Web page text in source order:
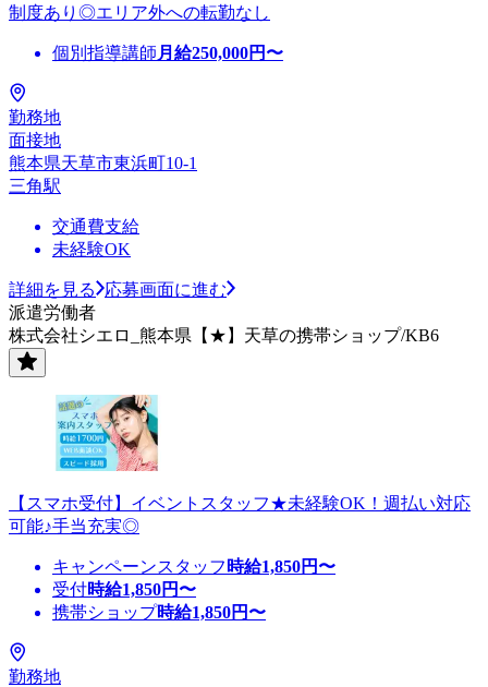
制度あり◎エリア外への転勤なし
個別指導講師 月給250,000円〜
勤務地
面接地
熊本県天草市東浜町10-1
三角駅
交通費支給
未経験OK
詳細を見る
応募画面に進む
派遣労働者
株式会社シエロ_熊本県【★】天草の携帯ショップ/KB6
【スマホ受付】イベントスタッフ★未経験OK！週払い対応
可能♪手当充実◎
キャンペーンスタッフ 時給1,850円〜
受付時給1,850円〜
携帯ショップ時給1,850円〜
勤務地